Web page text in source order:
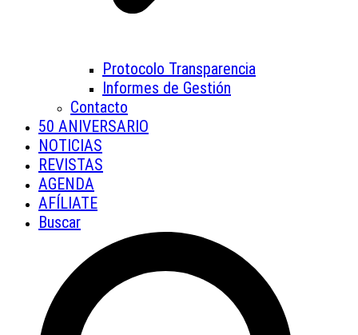
Protocolo Transparencia
Informes de Gestión
Contacto
50 ANIVERSARIO
NOTICIAS
REVISTAS
AGENDA
AFÍLIATE
Buscar